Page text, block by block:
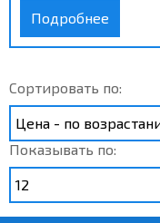
Подробнее
Сортировать по:
Показывать по: